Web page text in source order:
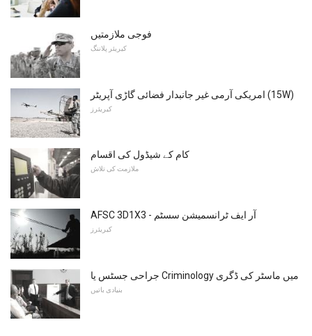
فوجی ملازمتیں
کیریئر پلاننگ
امریکی آرمی غیر جانبدار فضائی گاڑی آپریٹر (15W)
کیریئرز
کام کے شیڈول کی اقسام
ملازمت کی تلاش
AFSC 3D1X3 - آر ایف ٹرانسمیشن سسٹم
کیریئرز
جراحی جسٹس یا Criminology میں ماسٹر کی ڈگری
بنیادی باتیں